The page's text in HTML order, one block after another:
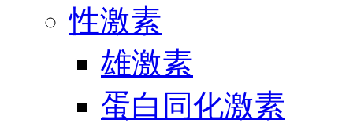
性激素
雄激素
蛋白同化激素